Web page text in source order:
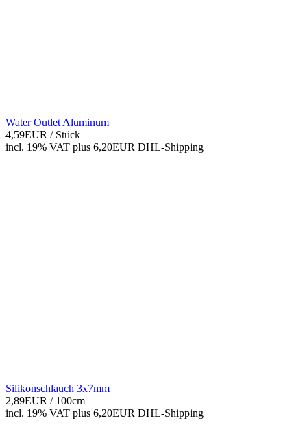
Water Outlet Aluminum
4,59EUR / Stück
incl. 19% VAT plus 6,20EUR DHL-Shipping
Silikonschlauch 3x7mm
2,89EUR / 100cm
incl. 19% VAT plus 6,20EUR DHL-Shipping